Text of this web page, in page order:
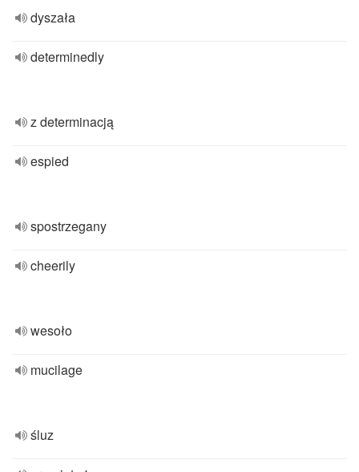
dyszała
determinedly
z determinacją
espied
spostrzegany
cheerily
wesoło
mucilage
śluz